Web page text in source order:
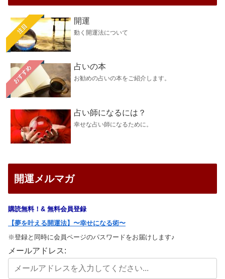
注目
開運
動く開運法について
おすすめ 占いの本
お勧めの占いの本をご紹介します。
占い師になるには？
幸せな占い師になるために。
開運メルマガ
購読無料！& 無料会員登録
【夢を叶える開運法】〜幸せになる術〜
※登録と同時に会員ページのパスワードをお届けします♪
メールアドレス: